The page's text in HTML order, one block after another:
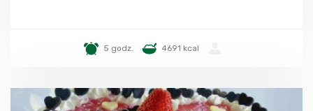
5 godz. 4691 kcal